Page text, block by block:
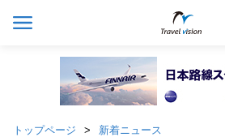
トップページ 新着ニュース